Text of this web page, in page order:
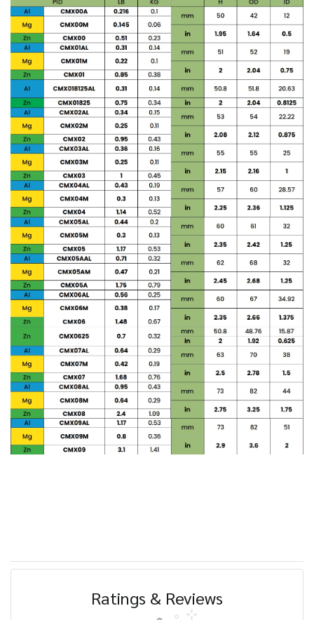
Ratings & Reviews